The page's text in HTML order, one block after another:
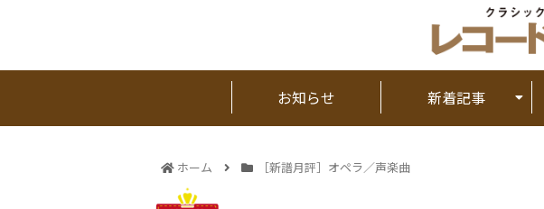
お知らせ 新着記事
ホーム ［新譜月評］オペラ／声楽曲